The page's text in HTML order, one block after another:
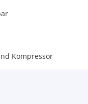
Kompressor